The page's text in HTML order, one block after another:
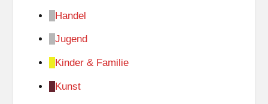
Handel
Jugend
Kinder & Familie
Kunst